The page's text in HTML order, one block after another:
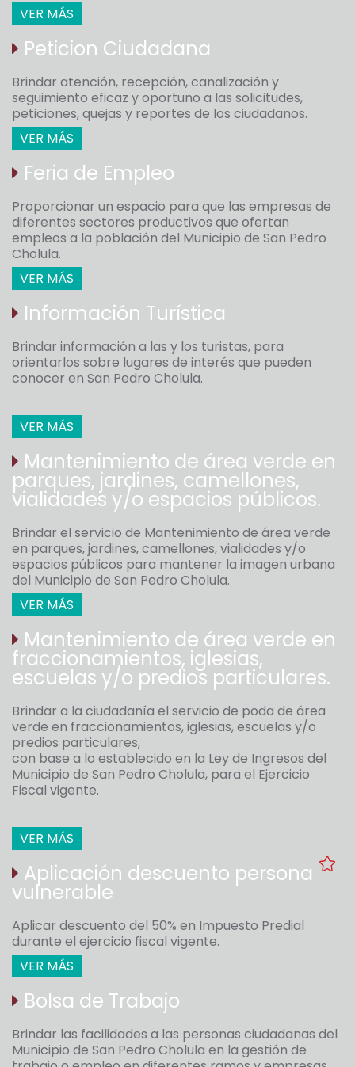
VER MÁS
Peticion Ciudadana
Brindar atención, recepción, canalización y
seguimiento eficaz y oportuno a las solicitudes,
peticiones, quejas y reportes de los ciudadanos.
VER MÁS
Feria de Empleo
Proporcionar un espacio para que las empresas de
diferentes sectores productivos que ofertan
empleos a la población del Municipio de San Pedro
Cholula.
VER MÁS
Información Turística
Brindar información a las y los turistas, para
orientarlos sobre lugares de interés que pueden
conocer en San Pedro Cholula.
VER MÁS
Mantenimiento de área verde en
parques, jardines, camellones,
vialidades y/o espacios públicos.
Brindar el servicio de Mantenimiento de área verde
en parques, jardines, camellones, vialidades y/o
espacios públicos para mantener la imagen urbana
del Municipio de San Pedro Cholula.
VER MÁS
Mantenimiento de área verde en
fraccionamientos, iglesias,
escuelas y/o predios particulares.
Brindar a la ciudadanía el servicio de poda de área
verde en fraccionamientos, iglesias, escuelas y/o
predios particulares,
con base a lo establecido en la Ley de Ingresos del
Municipio de San Pedro Cholula, para el Ejercicio
Fiscal vigente.
VER MÁS
Aplicación descuento persona
vulnerable
Aplicar descuento del 50% en Impuesto Predial
durante el ejercicio fiscal vigente.
VER MÁS
Bolsa de Trabajo
Brindar las facilidades a las personas ciudadanas del
Municipio de San Pedro Cholula en la gestión de